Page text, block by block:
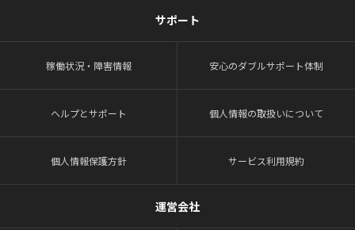
サポート
稼働状況・障害情報 安心のダブルサポート体制
ヘルプとサポート 個人情報の取扱いについて
個人情報保護方針 サービス利用規約
運営会社